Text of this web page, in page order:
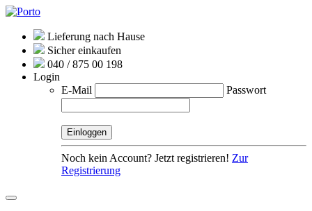
Lieferung nach Hause
Sicher einkaufen
040 / 875 00 198
Login
E-Mail
Passwort
Noch kein Account? Jetzt registrieren! Zur
Registrierung